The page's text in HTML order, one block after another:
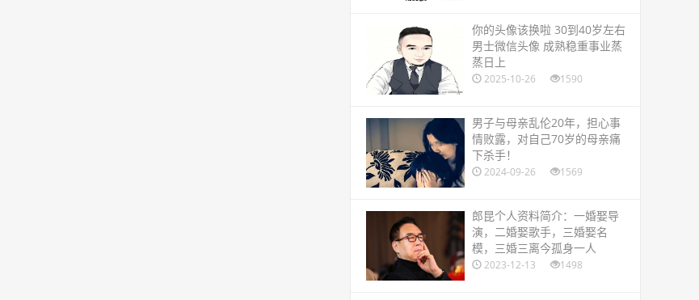
​你的头像该换啦 30到40岁左右
男士微信头像 成熟稳重事业蒸
蒸日上
2025-10-26 1590
​男子与母亲乱伦20年，担心事
情败露，对自己70岁的母亲痛
下杀手！
2024-09-26 1569
​郎昆个人资料简介：一婚娶导
演，二婚娶歌手，三婚娶名
模，三婚三离今孤身一人
2023-12-13 1498